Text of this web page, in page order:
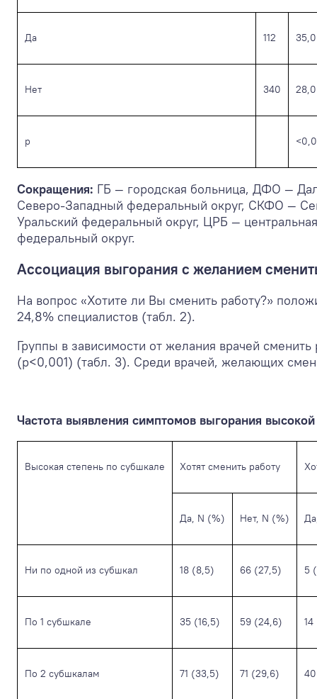
Да 112
Нет 340
р
Сокращения: ГБ — городская больница, ДФО —
Северо-Западный федеральный округ, СКФО —
Уральский федеральный округ, ЦРБ —
федеральный округ.
Ассоциация выгорания с желанием
На вопрос «Хотите ли Вы сменить работу?»
24,8% специалистов (табл. 2).
Группы в зависимости от желания врачей
(р<0,001) (табл. 3). Среди врачей, желающих
Частота выявления симптомов выгорания
Высокая степень по субшкале Хотят сменить работу
Да, N (%) Нет, N (%)
Ни по одной из субшкал 18 (8,5) 66 (27,5) 5
По 1 субшкале 35 (16,5) 59 (24,6) 14
По 2 субшкалам 71 (33,5) 71 (29,6)